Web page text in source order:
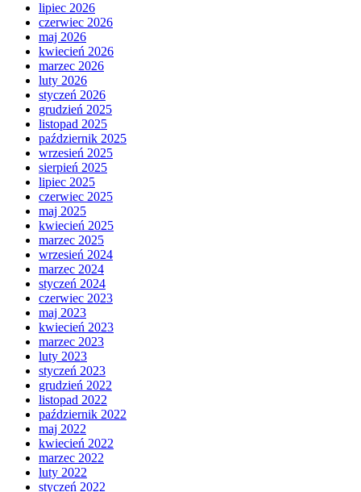
lipiec 2026
czerwiec 2026
maj 2026
kwiecień 2026
marzec 2026
luty 2026
styczeń 2026
grudzień 2025
listopad 2025
październik 2025
wrzesień 2025
sierpień 2025
lipiec 2025
czerwiec 2025
maj 2025
kwiecień 2025
marzec 2025
wrzesień 2024
marzec 2024
styczeń 2024
czerwiec 2023
maj 2023
kwiecień 2023
marzec 2023
luty 2023
styczeń 2023
grudzień 2022
listopad 2022
październik 2022
maj 2022
kwiecień 2022
marzec 2022
luty 2022
styczeń 2022